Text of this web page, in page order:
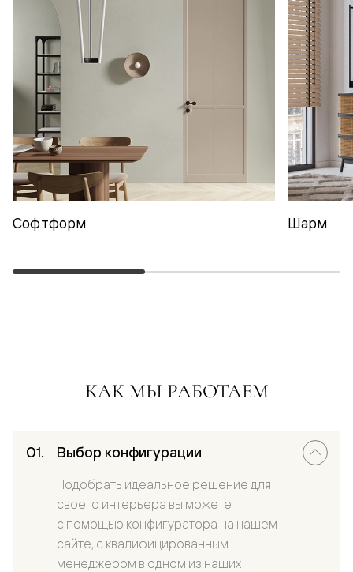
Софтформ Шарм
КАК МЫ РАБОТАЕМ
Выбор конфигурации
Подобрать идеальное решение для
своего интерьера вы можете
с помощью конфигуратора на нашем
сайте, с квалифицированным
менеджером в одном из наших